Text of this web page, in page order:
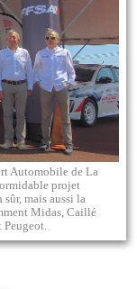
Automobile de La
projet
mais aussi la
Midas, Caillé